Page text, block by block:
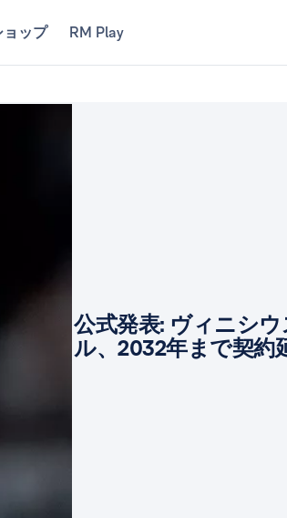
ョップ RM Play
公式発表: ヴィニシ
ル、2032年まで契約